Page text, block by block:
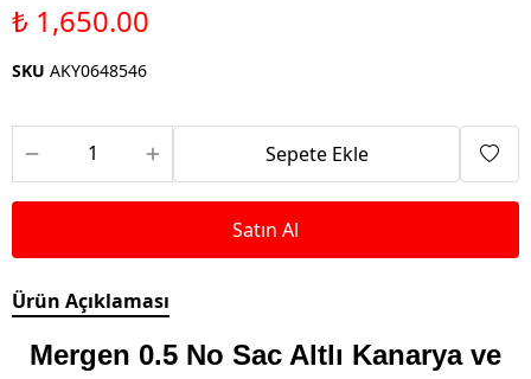
₺ 1,650.00
SKU AKY0648546
Sepete Ekle
Satın Al
Ürün Açıklaması
Mergen 0.5 No Sac Altlı Kanarya ve